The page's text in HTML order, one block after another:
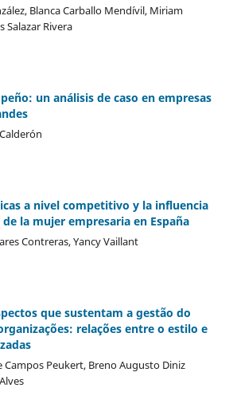
Blanca Carballo Mendívil, Miriam
Salazar Rivera
un análisis de caso en empresas
a nivel competitivo y la influencia
la mujer empresaria en España
Contreras, Yancy Vaillant
que sustentam a gestão do
relações entre o estilo e
Campos Peukert, Breno Augusto Diniz